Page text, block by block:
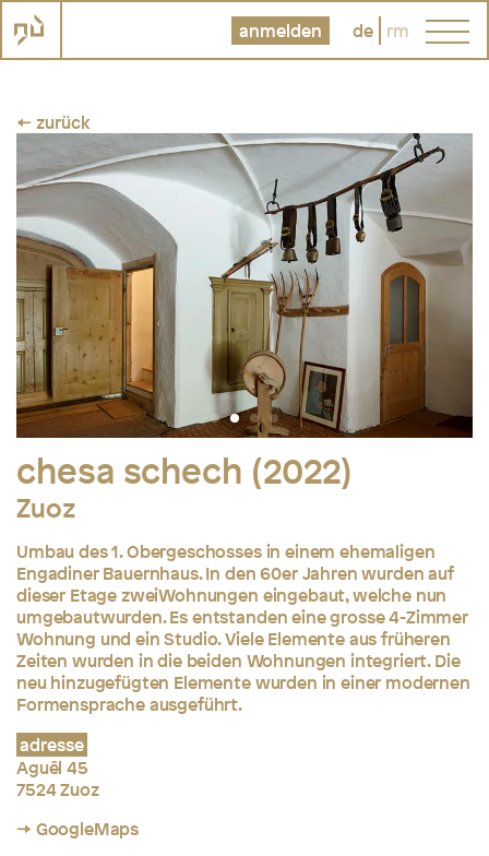
anmelden de rm
← zurück
chesa schech (2022)
Zuoz
Umbau des 1. Obergeschosses in einem ehemaligen
Engadiner Bauernhaus. In den 60er Jahren wurden auf
dieser Etage zweiWohnungen eingebaut, welche nun
umgebautwurden. Es entstanden eine grosse 4-Zimmer
Wohnung und ein Studio. Viele Elemente aus früheren
Zeiten wurden in die beiden Wohnungen integriert. Die
neu hinzugefügten Elemente wurden in einer modernen
Formensprache ausgeführt.
adresse
Aguêl 45
7524 Zuoz
→ GoogleMaps